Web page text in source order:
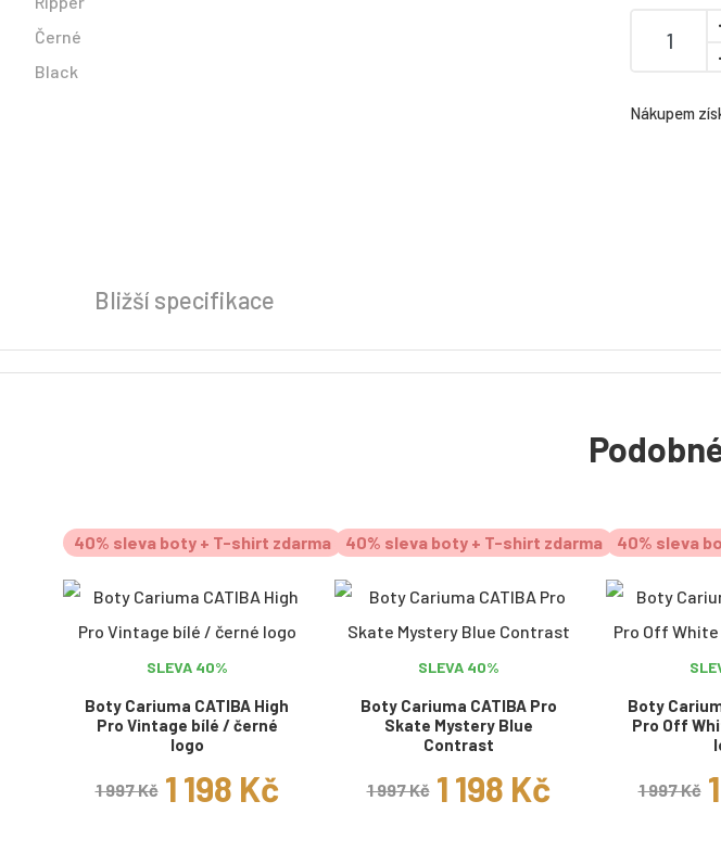
Nákupem
Bližší specifikace
40% sleva boty + T-shirt zdarma
SLEVA 40%
Boty Cariuma CATIBA High
Pro Vintage bílé / černé
logo
1 997 Kč 1 198 Kč
40% sleva boty + T-shirt zdarma
SLEVA 40%
Boty Cariuma CATIBA Pro
Skate Mystery Blue
Contrast
1 997 Kč 1 198 Kč
40% sleva
Boty
Pro Off
1 997 Kč